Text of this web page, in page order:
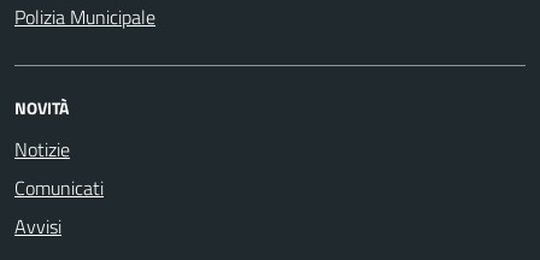
Polizia Municipale
NOVITÀ
Notizie
Comunicati
Avvisi